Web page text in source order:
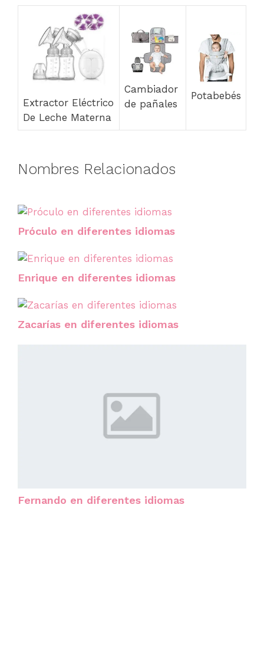
Extractor Eléctrico
De Leche Materna
Cambiador
de pañales
Potabebés
Nombres Relacionados
Próculo en diferentes idiomas
Enrique en diferentes idiomas
Zacarías en diferentes idiomas
Fernando en diferentes idiomas